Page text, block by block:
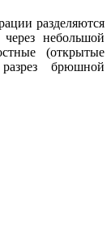
разделяются
через небольшой
(открытые
брюшной